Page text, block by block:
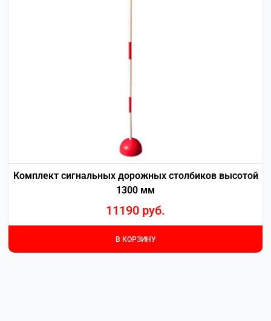
Комплект сигнальных дорожных столбиков высотой
1300 мм
11190 руб.
В КОРЗИНУ